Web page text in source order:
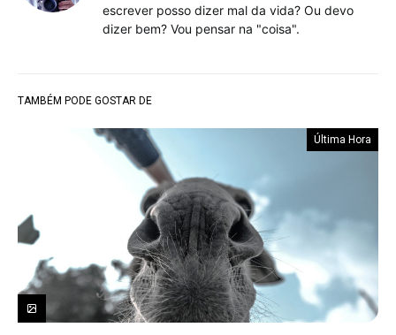
escrever posso dizer mal da vida? Ou devo
dizer bem? Vou pensar na "coisa".
TAMBÉM PODE GOSTAR DE
Última Hora